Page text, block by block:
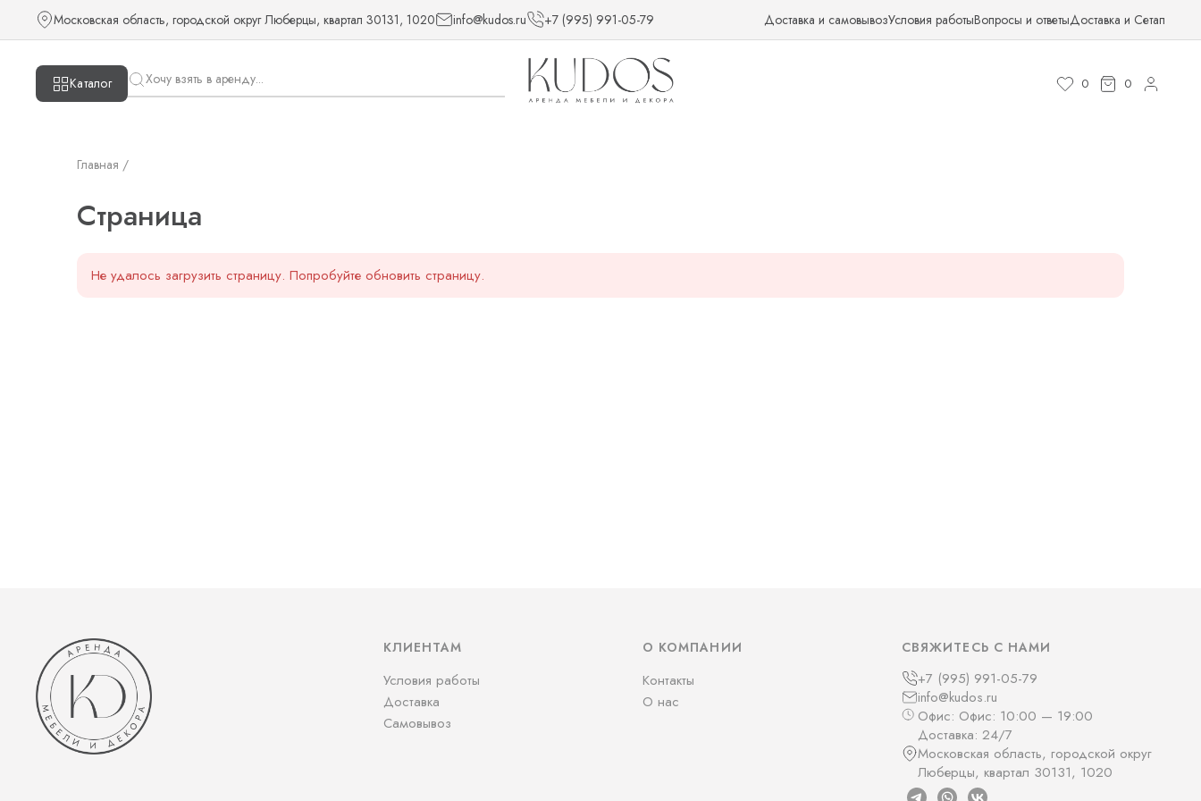
Московская область, городской округ Люберцы, квартал 30131, 1020 info@kudos.ru +7 (995) 991-05-79 Доставка и самовывозУсловия работыВопросы и ответыДоставка и Сетап
Каталог 0 0
Главная /
Страница
Не удалось загрузить страницу. Попробуйте обновить страницу.
КЛИЕНТАМ
Условия работы
Доставка
Самовывоз
О КОМПАНИИ
Контакты
О нас
СВЯЖИТЕСЬ С НАМИ
+7 (995) 991-05-79
info@kudos.ru
Офис: Офис: 10:00 — 19:00
Доставка: 24/7
Московская область, городской округ
Люберцы, квартал 30131, 1020
Страница — KUDOS